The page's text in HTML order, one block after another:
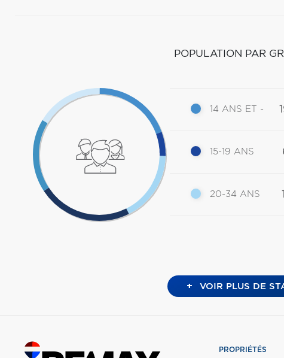
POPULATION PAR
14 ANS ET -
15-19 ANS
20-34 ANS
+ VOIR PLUS DE
PROPRIÉTÉS